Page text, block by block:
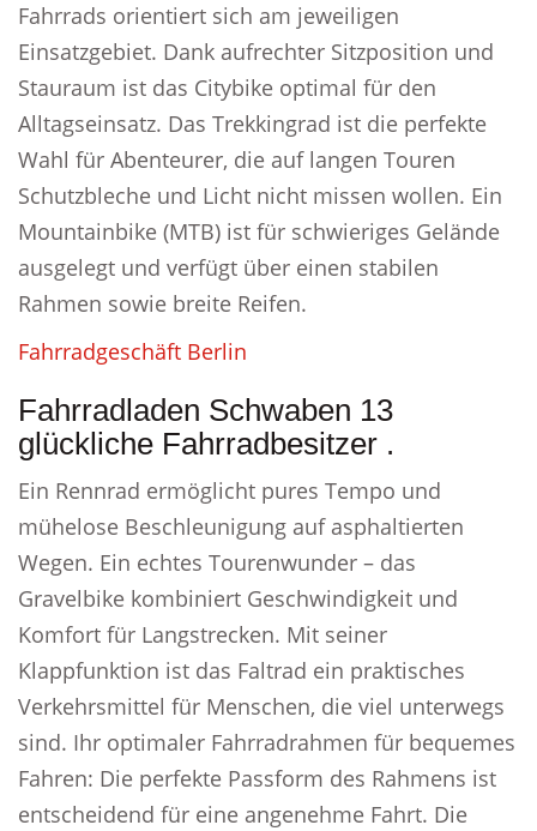
Fahrrads orientiert sich am jeweiligen
Einsatzgebiet. Dank aufrechter Sitzposition und
Stauraum ist das Citybike optimal für den
Alltagseinsatz. Das Trekkingrad ist die perfekte
Wahl für Abenteurer, die auf langen Touren
Schutzbleche und Licht nicht missen wollen. Ein
Mountainbike (MTB) ist für schwieriges Gelände
ausgelegt und verfügt über einen stabilen
Rahmen sowie breite Reifen.
Fahrradgeschäft Berlin
Fahrradladen Schwaben 13
glückliche Fahrradbesitzer .
Ein Rennrad ermöglicht pures Tempo und
mühelose Beschleunigung auf asphaltierten
Wegen. Ein echtes Tourenwunder – das
Gravelbike kombiniert Geschwindigkeit und
Komfort für Langstrecken. Mit seiner
Klappfunktion ist das Faltrad ein praktisches
Verkehrsmittel für Menschen, die viel unterwegs
sind. Ihr optimaler Fahrradrahmen für bequemes
Fahren: Die perfekte Passform des Rahmens ist
entscheidend für eine angenehme Fahrt. Die